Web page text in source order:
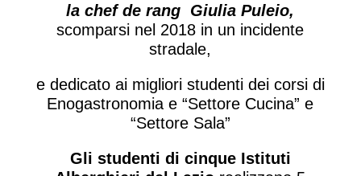
la chef de rang Giulia Puleio,
scomparsi nel 2018 in un incidente
stradale,
e dedicato ai migliori studenti dei corsi di
Enogastronomia e “Settore Cucina” e
“Settore Sala”
Gli studenti di cinque Istituti